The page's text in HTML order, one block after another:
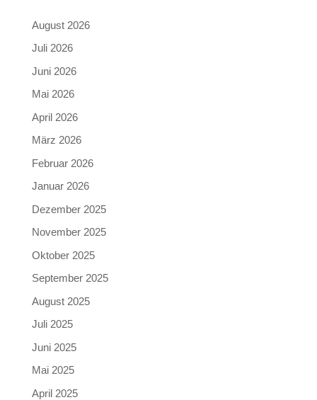
August 2026
Juli 2026
Juni 2026
Mai 2026
April 2026
März 2026
Februar 2026
Januar 2026
Dezember 2025
November 2025
Oktober 2025
September 2025
August 2025
Juli 2025
Juni 2025
Mai 2025
April 2025